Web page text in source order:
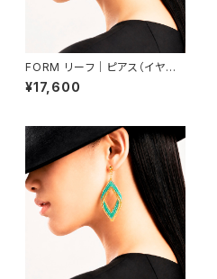
FORM リーフ｜ピアス（イヤリ
ング交換可）
¥17,600